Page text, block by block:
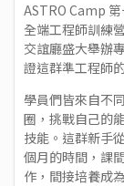
ASTRO Camp
全端工程師訓練
交誼廳盛大舉辦
證這群準工程師
學員們皆來自不
圈，挑戰自己的
技能。這群新手
個月的時間，課
作，間接培養成